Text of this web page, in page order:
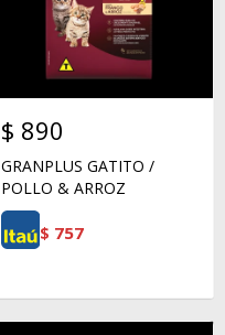
$ 890
GRANPLUS GATITO /
POLLO & ARROZ
$ 757